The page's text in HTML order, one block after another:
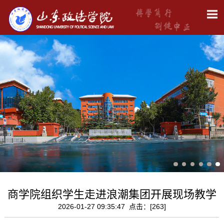
商学院组织学生走进浪潮集团开展现场教学
2026-01-27 09:35:47 点击：[263]